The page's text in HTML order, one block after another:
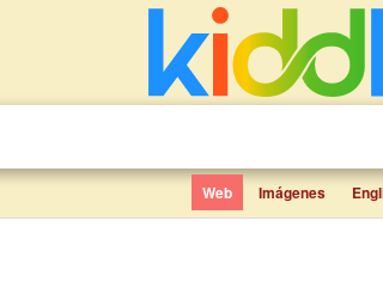
Web Imágenes